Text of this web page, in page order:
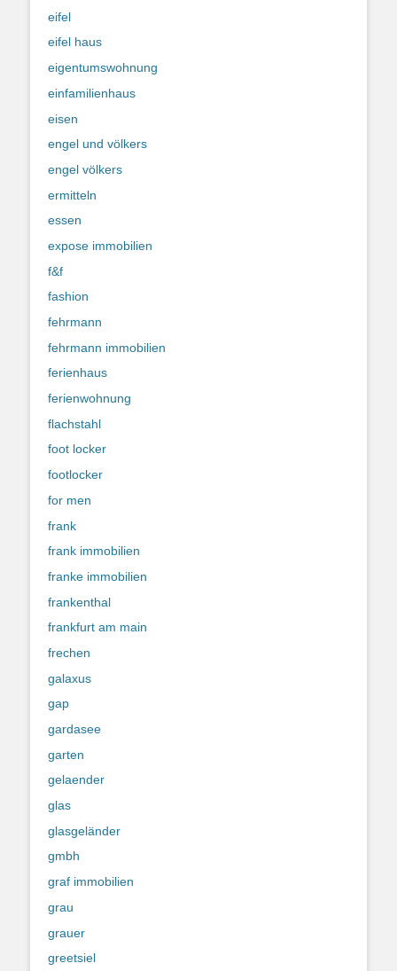
eifel
eifel haus
eigentumswohnung
einfamilienhaus
eisen
engel und völkers
engel völkers
ermitteln
essen
expose immobilien
f&f
fashion
fehrmann
fehrmann immobilien
ferienhaus
ferienwohnung
flachstahl
foot locker
footlocker
for men
frank
frank immobilien
franke immobilien
frankenthal
frankfurt am main
frechen
galaxus
gap
gardasee
garten
gelaender
glas
glasgeländer
gmbh
graf immobilien
grau
grauer
greetsiel